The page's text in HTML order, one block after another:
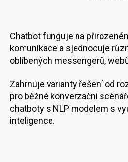
Chatbot funguje na
komunikace a sjednocuje
oblíbených messengerů,
Zahrnuje varianty řešení od
pro běžné konverzační
chatboty s NLP modelem s
inteligence.